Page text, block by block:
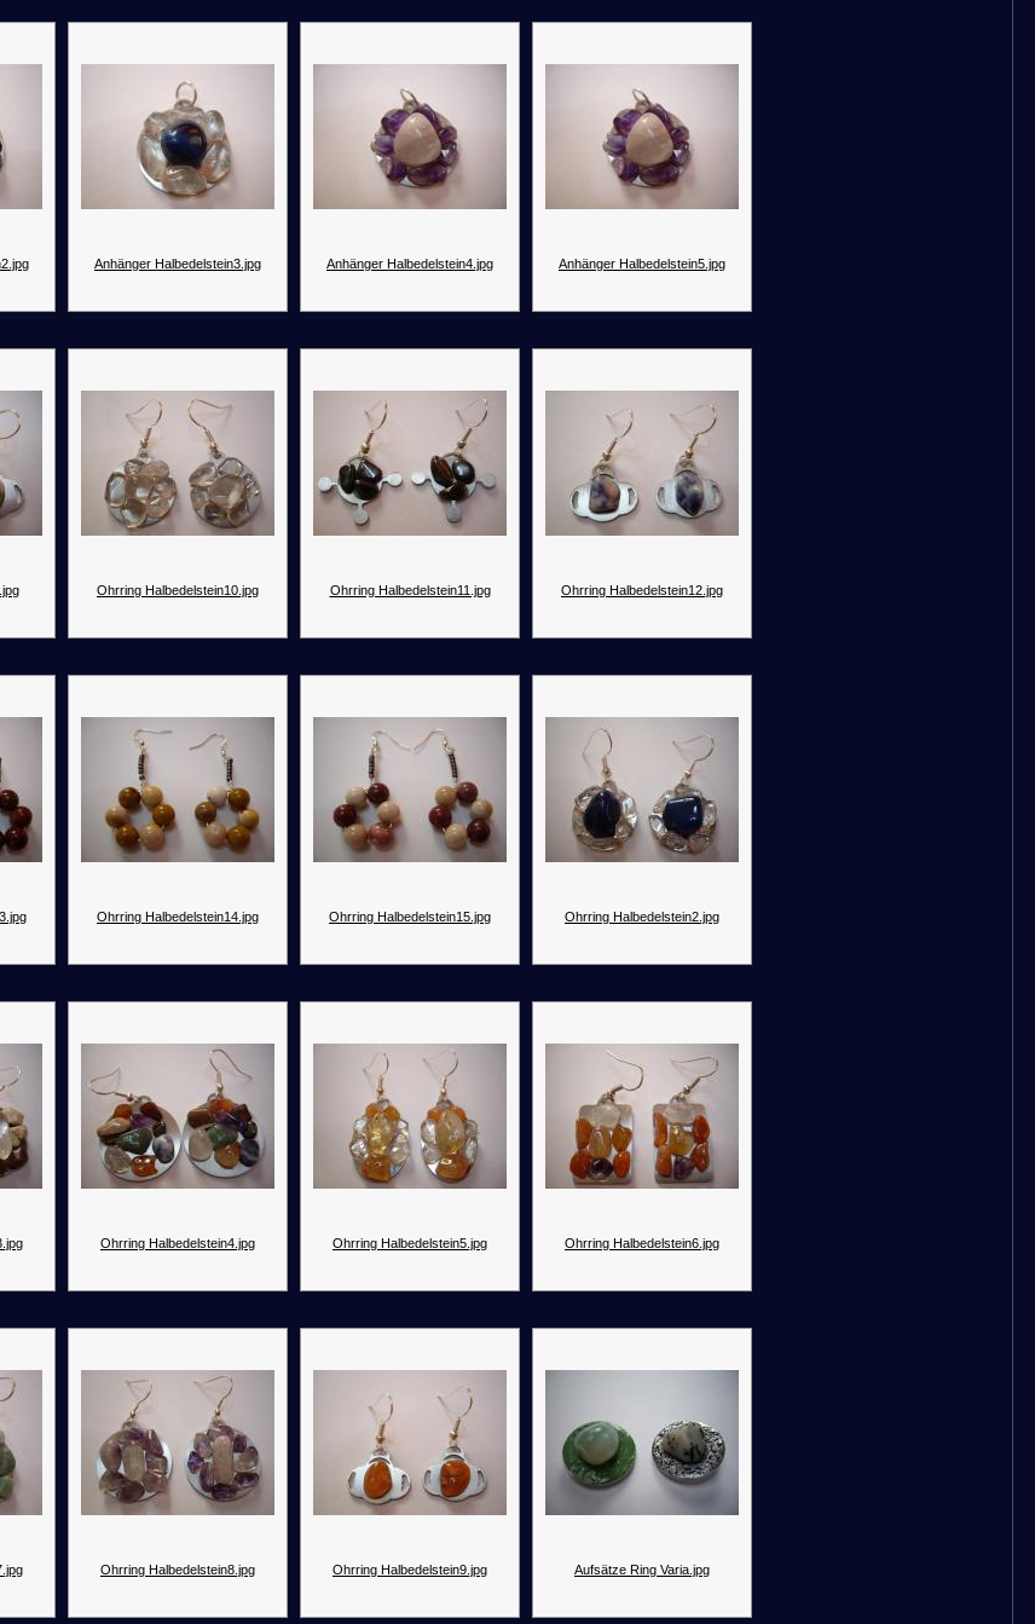
Anhänger Halbedelstein3.jpg Anhänger Halbedelstein4.jpg Anhänger Halbedelstein5.jpg
Ohrring Halbedelstein10.jpg Ohrring Halbedelstein11.jpg Ohrring Halbedelstein12.jpg
Ohrring Halbedelstein14.jpg Ohrring Halbedelstein15.jpg Ohrring Halbedelstein2.jpg
Ohrring Halbedelstein4.jpg Ohrring Halbedelstein5.jpg Ohrring Halbedelstein6.jpg
Ohrring Halbedelstein8.jpg Ohrring Halbedelstein9.jpg Aufsätze Ring Varia.jpg